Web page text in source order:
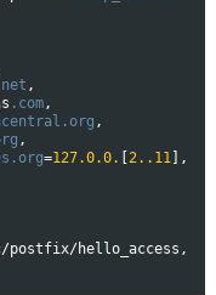
,
.com,
.org ,
,
.org=127.0.0. [2..11 ] ,
/postfix/hello_access ,